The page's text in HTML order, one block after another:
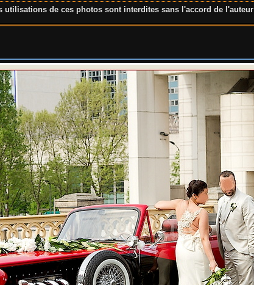
utilisations de ces photos sont interdites sans l'accord de l'auteur